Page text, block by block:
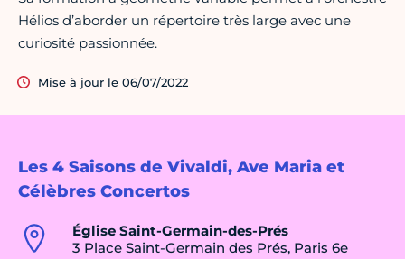
Les 4 Saisons de Vivaldi, Ave Maria et
Célèbres Concertos
Église Saint-Germain-des-Prés
3 Place Saint-Germain des Prés, Paris 6e
Hélios d’aborder un répertoire très large avec une
curiosité passionnée.
Mise à jour le 06/07/2022